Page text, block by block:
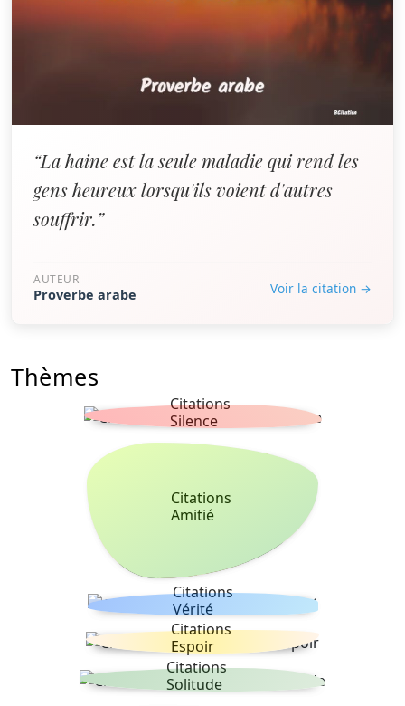
“La haine est la seule maladie qui rend les
gens heureux lorsqu'ils voient d'autres
souffrir.”
AUTEUR
Proverbe arabe Voir la citation →
Thèmes
Citations
Silence
Citations
Amitié
Citations
Vérité
Citations
Espoir
Citations
Solitude